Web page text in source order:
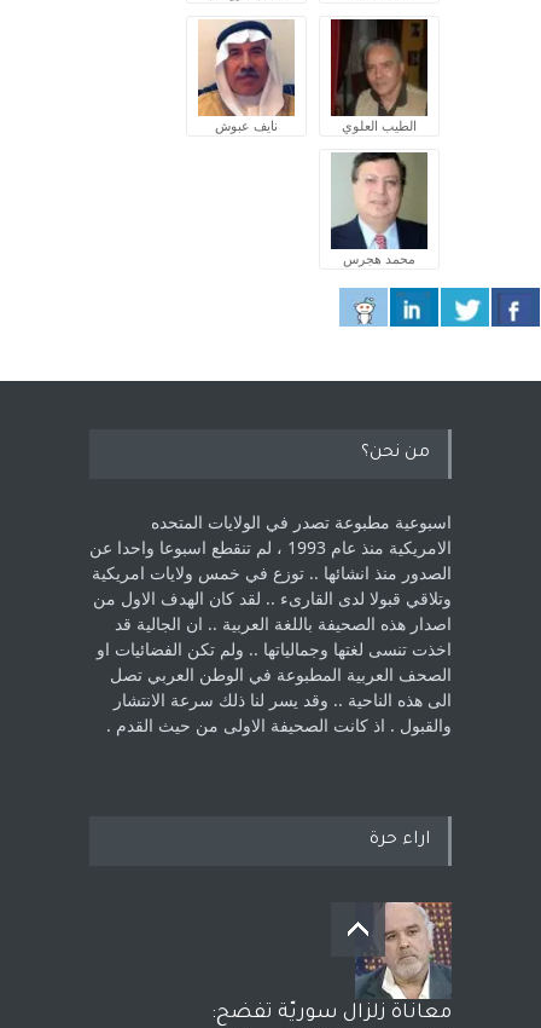
الطيب العلوي نايف عبوش
محمد هجرس
من نحن؟
اسبوعية مطبوعة تصدر في الولايات المتحده
الامريكية منذ عام 1993 ، لم ‏تنقطع اسبوعا واحدا عن
الصدور منذ انشائها .. توزع في خمس ولايات امريكية
‏وتلاقي قبولا لدى القارىء ..‏ لقد كان الهدف الاول من
اصدار هذه الصحيفة باللغة العربية .. ان الجالية قد
اخذت ‏تنسى لغتها وجمالياتها .. ولم تكن الفضائيات او
الصحف العربية المطبوعة في الوطن ‏العربي تصل
الى هذه الناحية .. وقد يسر لنا ذلك سرعة الانتشار
والقبول . اذ كانت ‏الصحيفة الاولى من حيث القدم . ‏
اراء حرة
معاناة زلزال سوريّة تفضح: